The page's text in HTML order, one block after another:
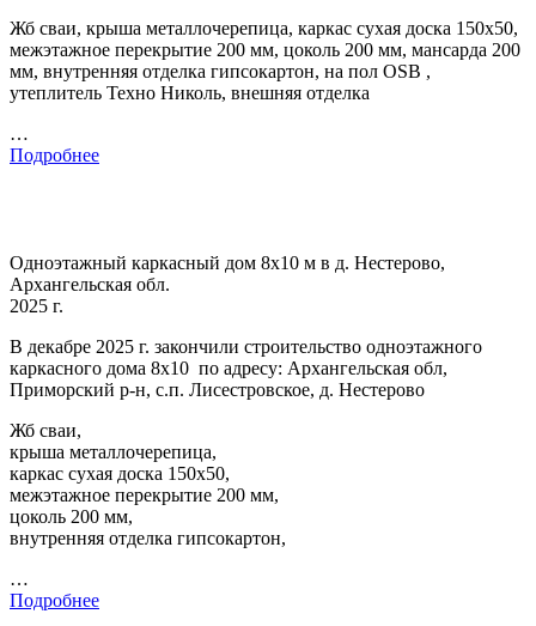
Жб сваи, крыша металлочерепица, каркас сухая доска 150х50,
межэтажное перекрытие 200 мм, цоколь 200 мм, мансарда 200
мм, внутренняя отделка гипсокартон, на пол OSB ,
утеплитель Техно Николь, внешняя отделка
…
Подробнее
Одноэтажный каркасный дом 8х10 м в д. Нестерово,
Архангельская обл.
2025 г.
В декабре 2025 г. закончили строительство одноэтажного
каркасного дома 8х10 по адресу: Архангельская обл,
Приморский р-н, с.п. Лисестровское, д. Нестерово
Жб сваи,
крыша металлочерепица,
каркас сухая доска 150х50,
межэтажное перекрытие 200 мм,
цоколь 200 мм,
внутренняя отделка гипсокартон,
…
Подробнее